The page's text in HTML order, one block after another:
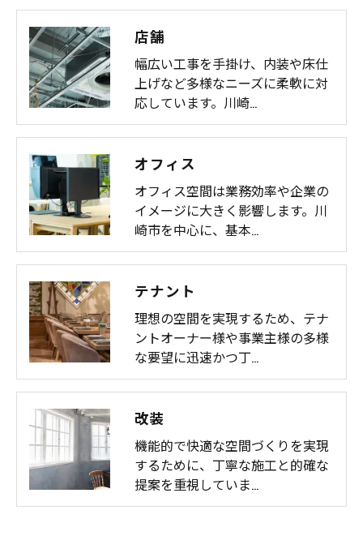
店舗
幅広い工事を手掛け、内装や床仕
上げなど多様なニーズに柔軟に対
応しています。川崎…
オフィス
オフィス空間は業務効率や企業の
イメージに大きく影響します。川
崎市を中心に、基本…
テナント
理想の空間を実現するため、テナ
ントオーナー様や事業主様の多様
な要望に迅速かつ丁…
改装
機能的で快適な空間づくりを実現
するために、丁寧な施工と的確な
提案を重視していま…